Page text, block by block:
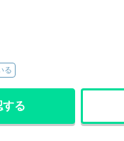
る
する